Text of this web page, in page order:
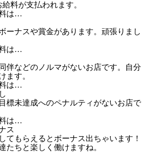
料が支払われます。
は…
ーナスや賞金があります。頑張りまし
は…
伴などのノルマがないお店です。自分
ます。
は…
標未達成へのペナルティがないお店で
は…
ス
てもらえるとボーナス出ちゃいます！
たちと楽しく働けますね。